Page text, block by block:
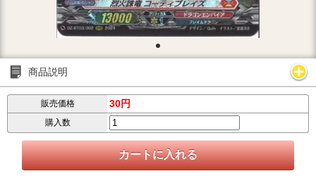
商品説明
販売価格 30円
購入数